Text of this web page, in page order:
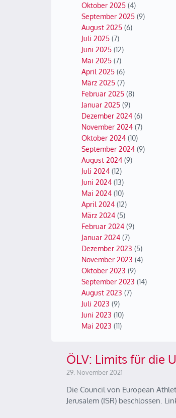
Oktober 2025 (4)
September 2025 (9)
August 2025 (6)
Juli 2025 (7)
Juni 2025 (12)
Mai 2025 (7)
April 2025 (6)
März 2025 (7)
Februar 2025 (8)
Januar 2025 (9)
Dezember 2024 (6)
November 2024 (7)
Oktober 2024 (10)
September 2024 (9)
August 2024 (9)
Juli 2024 (12)
Juni 2024 (13)
Mai 2024 (10)
April 2024 (12)
März 2024 (5)
Februar 2024 (9)
Januar 2024 (7)
Dezember 2023 (5)
November 2023 (4)
Oktober 2023 (9)
September 2023 (14)
August 2023 (7)
Juli 2023 (9)
Juni 2023 (10)
Mai 2023 (11)
ÖLV: Limits für die
29. November 2021
Die Council von European
Jerusalem (ISR) beschlossen.